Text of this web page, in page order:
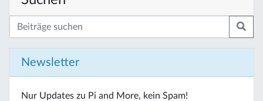
Newsletter
Nur Updates zu Pi and More, kein Spam!